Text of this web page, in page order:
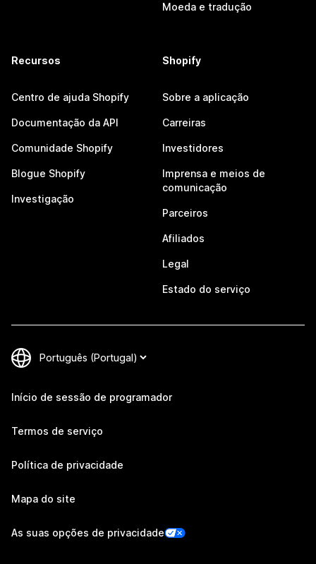
Moeda e tradução
Recursos
Centro de ajuda Shopify
Documentação da API
Comunidade Shopify
Blogue Shopify
Investigação
Shopify
Sobre a aplicação
Carreiras
Investidores
Imprensa e meios de
comunicação
Parceiros
Afiliados
Legal
Estado do serviço
Início de sessão de programador
Termos de serviço
Política de privacidade
Mapa do site
As suas opções de privacidade